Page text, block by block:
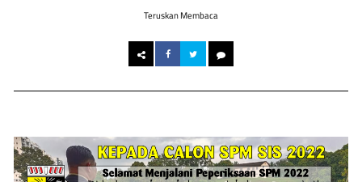
Teruskan Membaca